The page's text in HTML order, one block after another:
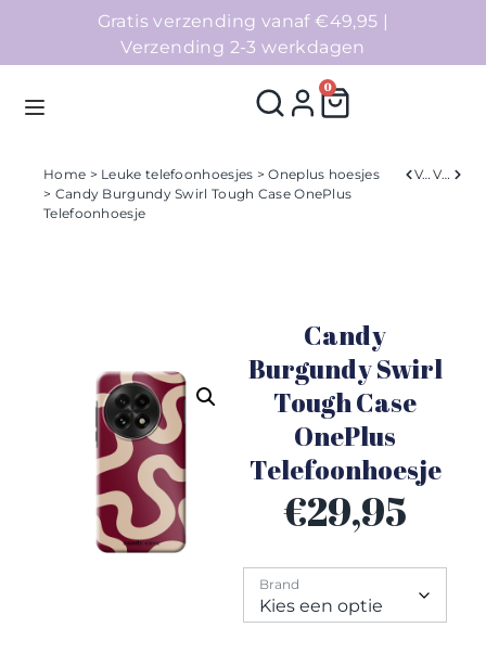
Gratis verzending vanaf €49,95 |
Verzending 2-3 werkdagen
0
Homepage
Collecties
Contact
Home > Leuke telefoonhoesjes >Oneplus hoesjes
> Candy Burgundy Swirl Tough Case OnePlus
Telefoonhoesje
Verleden Volgend
Candy
Burgundy Swirl
Tough Case
OnePlus
Telefoonhoesje
€29,95
Brand